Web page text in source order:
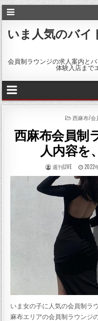
いま人気のバイ
会員制ラウンジの求人案内と
体験入店まで
P
S
T
E
D
西麻布/会
西麻布会員制
人内容を
週刊LIVE 2022
いま女の子に人気の会員制ラ
麻布エリアの会員制ラウンジ